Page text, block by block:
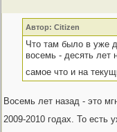
Автор: Citizen
Что там было в уже
восемь - десять
самое что и на
Восемь лет назад - это
2009-2010 годах. То есть